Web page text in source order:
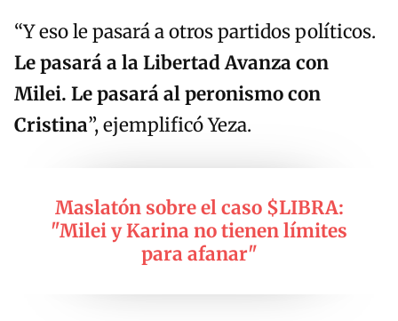
“Y eso le pasará a otros partidos políticos.
Le pasará a la Libertad Avanza con
Milei. Le pasará al peronismo con
Cristina”, ejemplificó Yeza.
Maslatón sobre el caso $LIBRA:
"Milei y Karina no tienen límites
para afanar"